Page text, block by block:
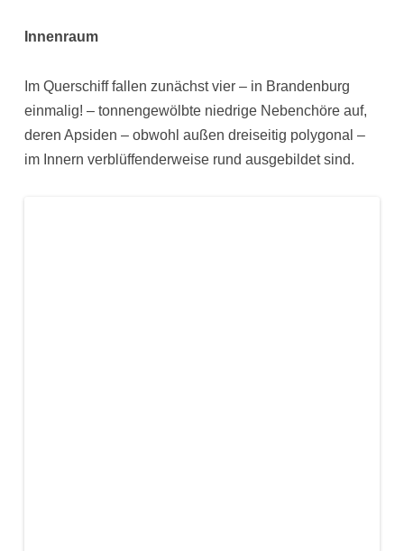
Innenraum
Im Querschiff fallen zunächst vier – in Brandenburg
einmalig! – tonnengewölbte niedrige Nebenchöre auf,
deren Apsiden – obwohl außen dreiseitig polygonal –
im Innern verblüffenderweise rund ausgebildet sind.